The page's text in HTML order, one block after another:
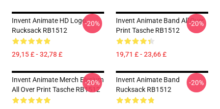
Invent Animate HD Logo
Rucksack RB1512
29,15 £ - 32,78 £
-20%
Invent Animate Band All Over
Print Tasche RB1512
19,71 £ - 23,66 £
-20%
Invent Animate Merch Elysium
All Over Print Tasche RB1512
-20%
Invent Animate Band
Rucksack RB1512
-20%